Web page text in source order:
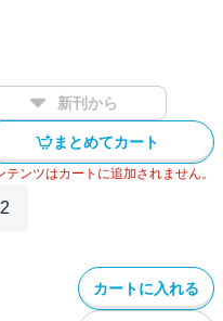
新刊から
まとめてカート
ンツはカートに追加されません。
2
カートに入れる